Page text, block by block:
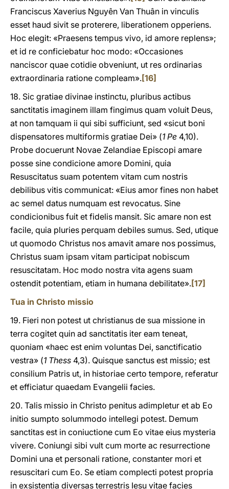
Franciscus Xaverius Nguyên Van Thuân in vinculis
esset haud sivit se proterere, liberationem opperiens.
Hoc elegit: «Praesens tempus vivo, id amore replens»;
et id re conficiebatur hoc modo: «Occasiones
nanciscor quae cotidie obveniunt, ut res ordinarias
extraordinaria ratione compleam».[16]
18. Sic gratiae divinae instinctu, pluribus actibus
sanctitatis imaginem illam fingimus quam voluit Deus,
at non tamquam ii qui sibi sufficiunt, sed «sicut boni
dispensatores multiformis gratiae Dei» (1 Pe 4,10).
Probe docuerunt Novae Zelandiae Episcopi amare
posse sine condicione amore Domini, quia
Resuscitatus suam potentem vitam cum nostris
debilibus vitis communicat: «Eius amor fines non habet
ac semel datus numquam est revocatus. Sine
condicionibus fuit et fidelis mansit. Sic amare non est
facile, quia pluries perquam debiles sumus. Sed, utique
ut quomodo Christus nos amavit amare nos possimus,
Christus suam ipsam vitam participat nobiscum
resuscitatam. Hoc modo nostra vita agens suam
ostendit potentiam, etiam in humana debilitate».[17]
Tua in Christo missio
19. Fieri non potest ut christianus de sua missione in
terra cogitet quin ad sanctitatis iter eam teneat,
quoniam «haec est enim voluntas Dei, sanctificatio
vestra» (1 Thess 4,3). Quisque sanctus est missio; est
consilium Patris ut, in historiae certo tempore, referatur
et efficiatur quaedam Evangelii facies.
20. Talis missio in Christo penitus adimpletur et ab Eo
initio sumpto solummodo intellegi potest. Demum
sanctitas est in coniuctione cum Eo vitae eius mysteria
vivere. Coniungi sibi vult cum morte ac resurrectione
Domini una et personali ratione, constanter mori et
resuscitari cum Eo. Se etiam complecti potest propria
in exsistentia diversas terrestris Iesu vitae facies